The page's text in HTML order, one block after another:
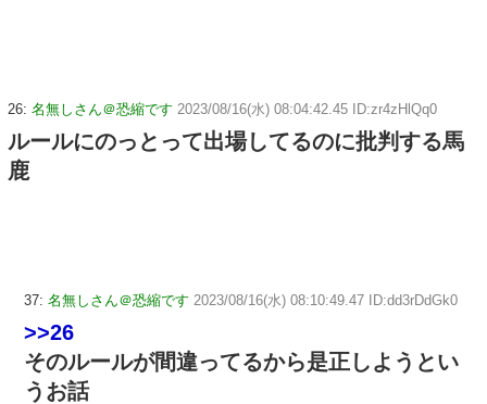
26: 名無しさん＠恐縮です 2023/08/16(水) 08:04:42.45 ID:zr4zHlQq0
ルールにのっとって出場してるのに批判する馬
鹿
37: 名無しさん＠恐縮です 2023/08/16(水) 08:10:49.47 ID:dd3rDdGk0
>>26
そのルールが間違ってるから是正しようとい
うお話